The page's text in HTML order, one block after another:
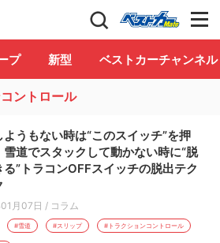
情報誌「ベストカー」 Club
プ 新型 ベストカーチャンネル
ントロール
ようもない時は“このスイッチ”を押
道でスタックして動かない時に“脱
る”トラコンOFFスイッチの脱出テク
月07日 / コラム
#雪道 #スリップ #トラクションコントロール